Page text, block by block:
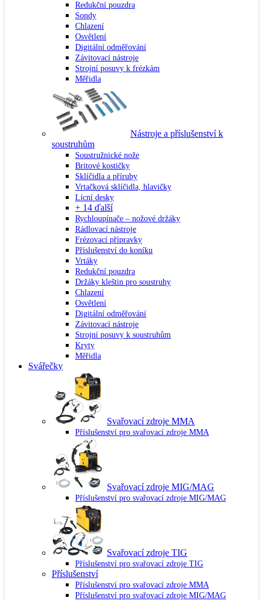
Redukční pouzdra
Sondy
Chlazení
Osvětlení
Digitální odměřování
Závitovací nástroje
Strojní posuvy k frézkám
Měřidla
Nástroje a příslušenství k
soustruhům
Soustružnické nože
Britové kostičky
Sklíčidla a příruby
Vrtačková sklíčidla, hlavičky
Lícní desky
+ 14 ďalší
Rychloupínače – nožové držáky
Rádlovací nástroje
Frézovací přípravky
Příslušenství do koníku
Vrtáky
Redukční pouzdra
Držáky kleštin pro soustruhy
Chlazení
Osvětlení
Digitální odměřování
Závitovací nástroje
Strojní posuvy k soustruhům
Kryty
Měřidla
Svářečky
Svařovací zdroje MMA
Příslušenství pro svařovací zdroje MMA
Svařovací zdroje MIG/MAG
Příslušenství pro svařovací zdroje MIG/MAG
Svařovací zdroje TIG
Příslušenství pro svařovací zdroje TIG
Příslušenství
Příslušenství pro svařovací zdroje MMA
Příslušenství pro svařovací zdroje MIG/MAG